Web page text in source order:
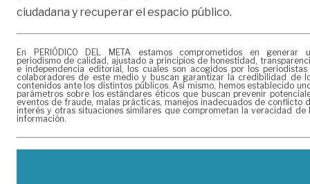
ciudadana y recuperar el espacio público.
En PERIÓDICO DEL META estamos comprometidos en generar
periodismo de calidad, ajustado a principios de honestidad,
e independencia editorial, los cuales son acogidos por los periodistas
colaboradores de este medio y buscan garantizar la credibilidad de
contenidos ante los distintos públicos. Así mismo, hemos establecido
parámetros sobre los estándares éticos que buscan prevenir
eventos de fraude, malas prácticas, manejos inadecuados de conflicto
interés y otras situaciones similares que comprometan la veracidad de
información.